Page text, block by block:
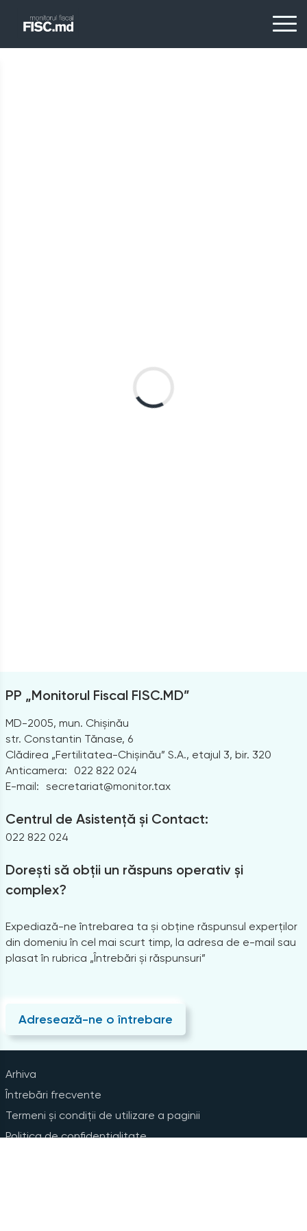
PP „Monitorul Fiscal FISC.MD”
MD-2005, mun. Chișinău
str. Constantin Tănase, 6
Clădirea „Fertilitatea-Chișinău” S.A., etajul 3, bir. 320
Anticamera:
022 822 024
E-mail: secretariat@monitor.tax
Centrul de Asistență și Contact:
022 822 024
Dorești să obții un răspuns operativ și
complex?
Expediază-ne întrebarea ta și obține răspunsul experților
din domeniu în cel mai scurt timp, la adresa de e-mail sau
plasat în rubrica „Întrebări și răspunsuri”
Adresează-ne o întrebare
Arhiva
Întrebări frecvente
Termeni și condiții de utilizare a paginii
Politica de confidențialitate